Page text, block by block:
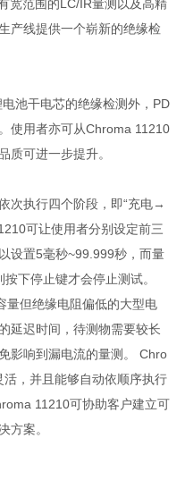
宽范围的LC/IR量测以及高精
产线提供一个崭新的绝缘检
池干电芯的绝缘检测外，PD
使用者亦可从Chroma 11210
质可进一步提升。
次执行四个阶段，即“充电→
可让使用者分别设定前三
设置5毫秒~99.999秒，而量
下停止键才会停止测试。
量但绝缘电阻偏低的大型电
延迟时间，待测物需要较长
影响到漏电流的量测。 Chro
，并且能够自动依顺序执行
11210可协助客户建立可
方案。